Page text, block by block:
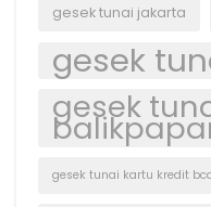
gesek tunai jakarta
gesek
gesek
gesek tunai kartu kredit